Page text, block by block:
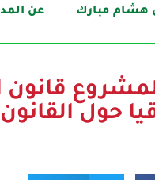
هشام مبارك عن
قانون
حول